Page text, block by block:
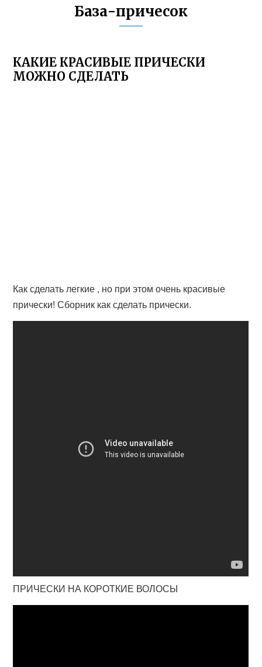
База-причесок
КАКИЕ КРАСИВЫЕ ПРИЧЕСКИ
МОЖНО СДЕЛАТЬ
Как сделать легкие , но при этом очень красивые
прически! Сборник как сделать прически.
ПРИЧЕСКИ НА КОРОТКИЕ ВОЛОСЫ